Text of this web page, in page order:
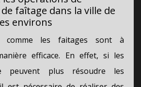
faîtage dans la ville de
environs
comme les faitages sont à
efficace. En effet, si les
peuvent plus résoudre les